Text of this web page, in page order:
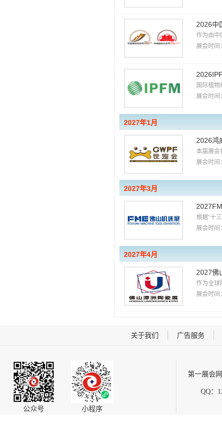
2026中
作为由中
展会时
国际植
展会时
2027年1月
2026鸿
本届展会
展会时
2027年3月
根据“十
展会时
2027年4月
2027佛
作为全球
展会时
关于我们 广告服务
公众号 小程序
第一展会
QQ：